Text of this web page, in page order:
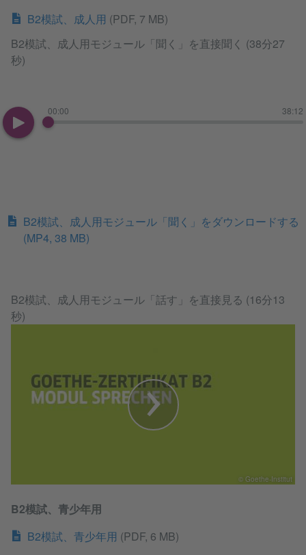
B2模試、成人用 (PDF, 7 MB)
B2模試、成人用モジュール「聞く」を直接聞く (38分27
秒)
00:00 38:12
B2模試、成人用モジュール「聞く」をダウンロードする
(MP4, 38 MB)
B2模試、成人用モジュール「話す」を直接見る (16分13
秒)
© Goethe-Institut
B2模試、青少年用
B2模試、青少年用 (PDF, 6 MB)